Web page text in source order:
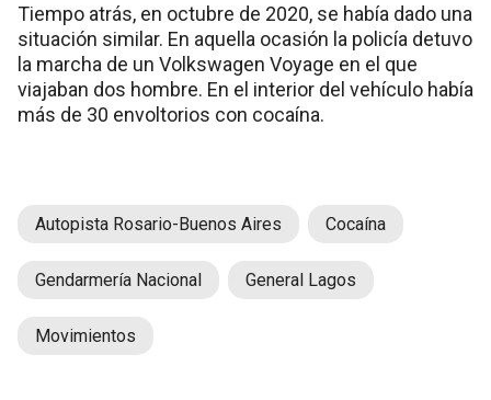
Tiempo atrás, en octubre de 2020, se había dado una
situación similar. En aquella ocasión la policía detuvo
la marcha de un Volkswagen Voyage en el que
viajaban dos hombre. En el interior del vehículo había
más de 30 envoltorios con cocaína.
Autopista Rosario-Buenos Aires Cocaína
Gendarmería Nacional General Lagos
Movimientos